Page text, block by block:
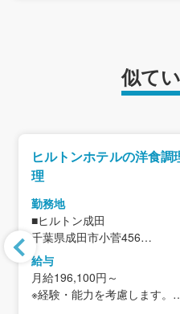
似て
ヒルトンホテルの洋食
理
勤務地
■ヒルトン成田
千葉県成田市小菅456
＜アクセス＞
京成本線「空港第2ビル駅」
京成本線「京成成田駅」より
★車・バイク通勤可
給与
月給196,100円～
※経験・能力を考慮します。